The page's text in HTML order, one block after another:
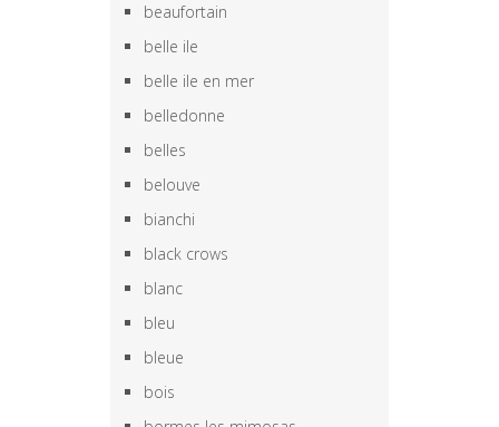
beaufortain
belle ile
belle ile en mer
belledonne
belles
belouve
bianchi
black crows
blanc
bleu
bleue
bois